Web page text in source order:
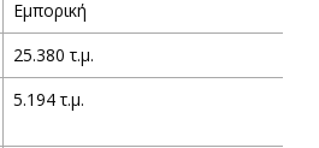
Εμπορική
25.380 τ.μ.
5.194 τ.μ.